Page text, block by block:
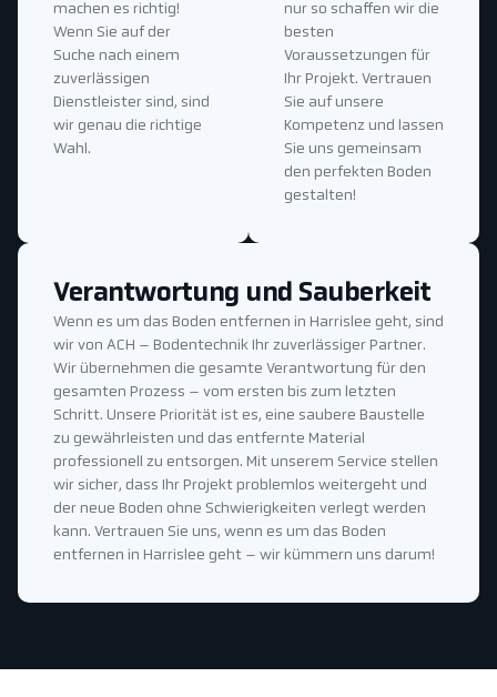
nur so schaffen wir die
besten
Voraussetzungen für
Ihr Projekt. Vertrauen
Sie auf unsere
Kompetenz und lassen
Sie uns gemeinsam
den perfekten Boden
gestalten!
machen es richtig!
Wenn Sie auf der
Suche nach einem
zuverlässigen
Dienstleister sind, sind
wir genau die richtige
Wahl.
Verantwortung und Sauberkeit
Wenn es um das Boden entfernen in Harrislee geht, sind
wir von ACH – Bodentechnik Ihr zuverlässiger Partner.
Wir übernehmen die gesamte Verantwortung für den
gesamten Prozess – vom ersten bis zum letzten
Schritt. Unsere Priorität ist es, eine saubere Baustelle
zu gewährleisten und das entfernte Material
professionell zu entsorgen. Mit unserem Service stellen
wir sicher, dass Ihr Projekt problemlos weitergeht und
der neue Boden ohne Schwierigkeiten verlegt werden
kann. Vertrauen Sie uns, wenn es um das Boden
entfernen in Harrislee geht – wir kümmern uns darum!